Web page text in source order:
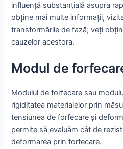
influență substanțială asupra
obține mai multe informații,
transformările de fază; veți
cauzelor acestora.
Modul de
Modulul de forfecare sau
rigiditatea materialelor prin
tensiunea de forfecare și
permite să evaluăm cât de
deformarea prin forfecare.